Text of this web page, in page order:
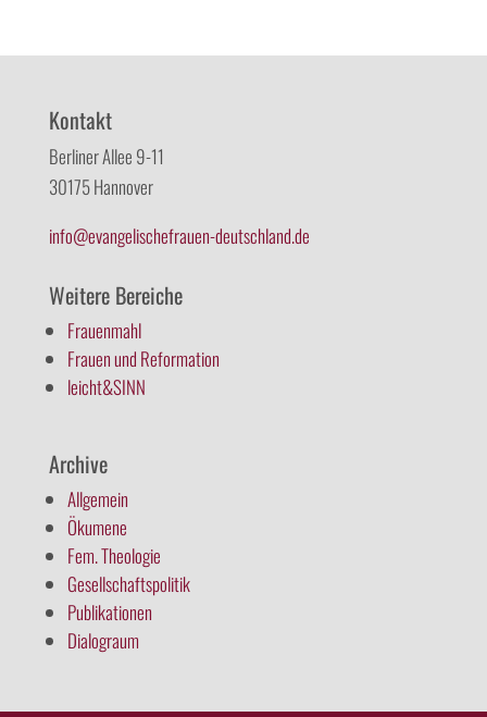
Kontakt
Berliner Allee 9-11
30175 Hannover
info@evangelischefrauen-deutschland.de
Weitere Bereiche
Frauenmahl
Frauen und Reformation
leicht&SINN
Archive
Allgemein
Ökumene
Fem. Theologie
Gesellschaftspolitik
Publikationen
Dialograum